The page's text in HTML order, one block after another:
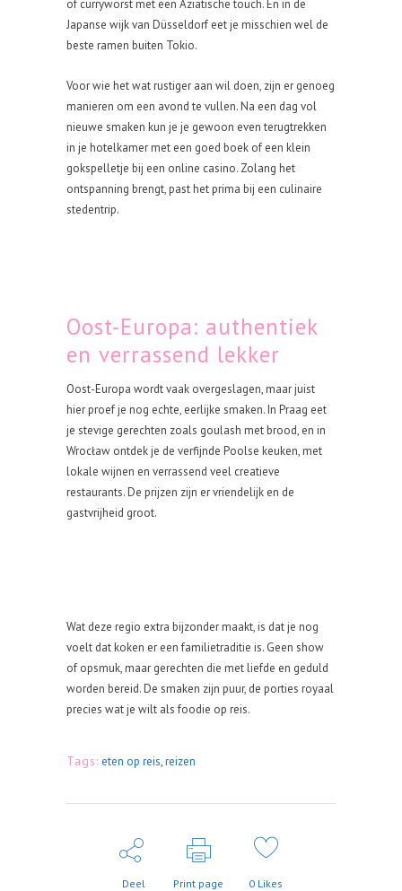
of curryworst met een Aziatische touch. En in de
Japanse wijk van Düsseldorf eet je misschien wel de
beste ramen buiten Tokio.
Voor wie het wat rustiger aan wil doen, zijn er genoeg
manieren om een avond te vullen. Na een dag vol
nieuwe smaken kun je je gewoon even terugtrekken
in je hotelkamer met een goed boek of een klein
gokspelletje bij een online casino. Zolang het
ontspanning brengt, past het prima bij een culinaire
stedentrip.
Oost-Europa: authentiek
en verrassend lekker
Oost-Europa wordt vaak overgeslagen, maar juist
hier proef je nog echte, eerlijke smaken. In Praag eet
je stevige gerechten zoals goulash met brood, en in
Wrocław ontdek je de verfijnde Poolse keuken, met
lokale wijnen en verrassend veel creatieve
restaurants. De prijzen zijn er vriendelijk en de
gastvrijheid groot.
Wat deze regio extra bijzonder maakt, is dat je nog
voelt dat koken er een familietraditie is. Geen show
of opsmuk, maar gerechten die met liefde en geduld
worden bereid. De smaken zijn puur, de porties royaal
precies wat je wilt als foodie op reis.
Tags: eten op reis,reizen
Deel Print page 0 Likes